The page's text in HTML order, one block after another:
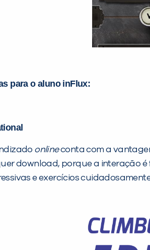
para o aluno inFlux:
onlineconta com a
download, porque a interação
e exercícios